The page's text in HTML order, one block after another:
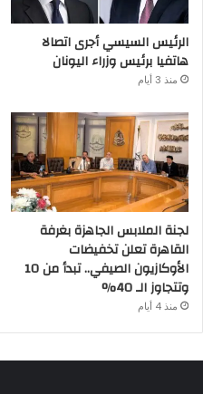
الرئيس السيسي أجرى اتصالا
هاتفيا برئيس وزراء اليونان
منذ 3 أيام
لجنة الملابس الجاهزة بغرفة
القاهرة تعلن تخفيضات
الأوكازيون الصيفي.. تبدأ من 10
وتتجاوز الـ 40%
منذ 4 أيام